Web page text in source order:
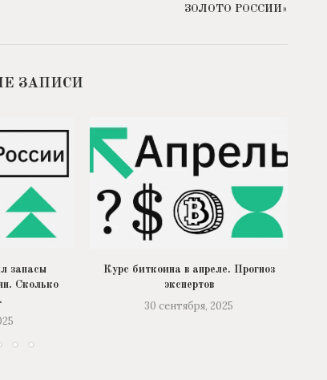
ЗОЛОТО РОССИИ»
ЗАПИСИ
запасы
Сколько
Курс биткоина в апреле. Прогноз
экспертов
30 сентября, 2025